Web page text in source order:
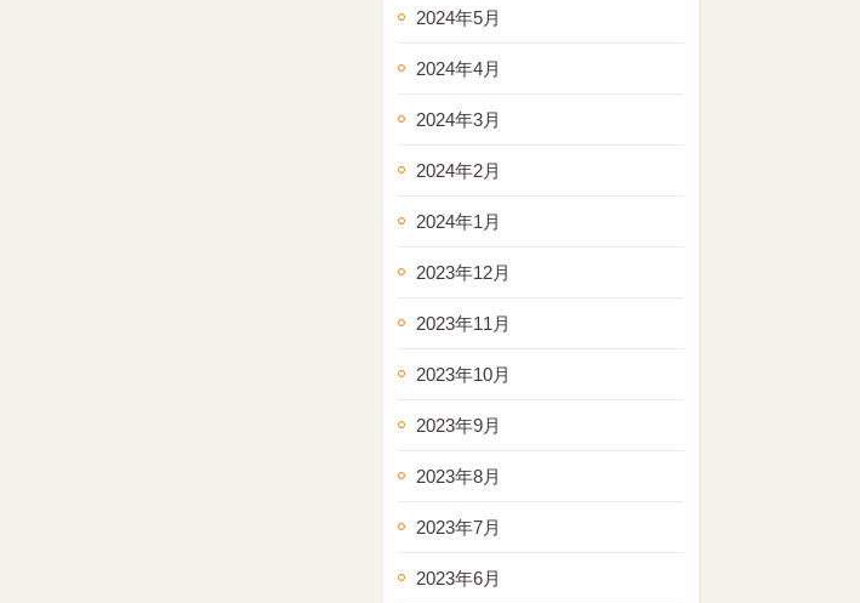
2024年5月
2024年4月
2024年3月
2024年2月
2024年1月
2023年12月
2023年11月
2023年10月
2023年9月
2023年8月
2023年7月
2023年6月